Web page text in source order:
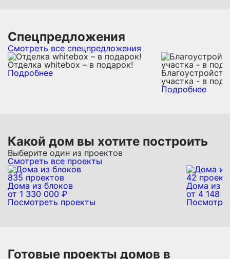
Спецпредложения
Смотреть все спецпредложения
Отделка whitebox – в подарок!
Подробнее
участка - в
Подробнее
Какой дом вы хотите построить
Выберите один из проектов
Смотреть все проекты
835 проектов
Дома из блоков
от 1 330 000 ₽
Посмотреть проекты
42
Дома из
от 4 148
Готовые проекты домов в